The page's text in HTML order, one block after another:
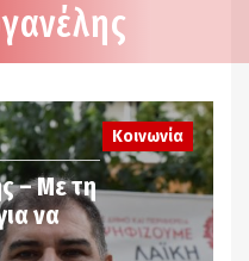
Κοινωνία
– Με τη
να